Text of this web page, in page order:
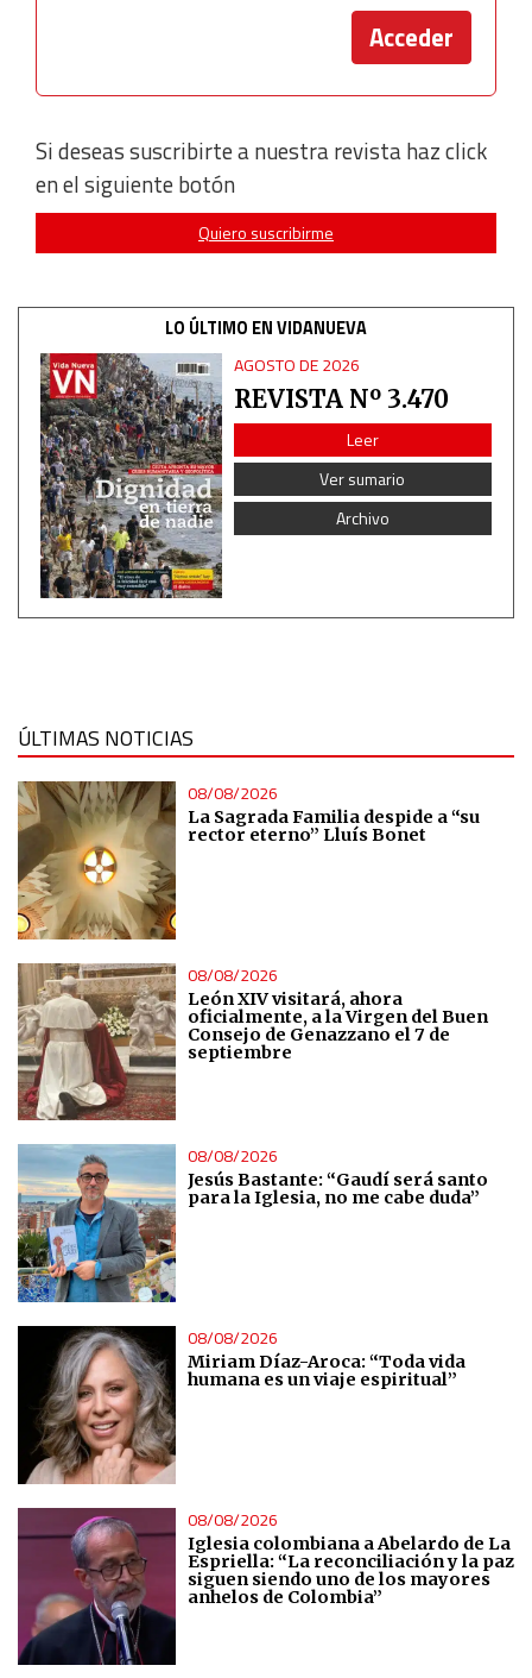
Si deseas suscribirte a nuestra revista haz click
en el siguiente botón
Quiero suscribirme
LO ÚLTIMO EN VIDANUEVA
AGOSTO DE 2026
REVISTA Nº 3.470
Leer
Ver sumario
Archivo
ÚLTIMAS NOTICIAS
08/08/2026
La Sagrada Familia despide a “su
rector eterno” Lluís Bonet
08/08/2026
León XIV visitará, ahora
oficialmente, a la Virgen del Buen
Consejo de Genazzano el 7 de
septiembre
08/08/2026
Jesús Bastante: “Gaudí será santo
para la Iglesia, no me cabe duda”
08/08/2026
Miriam Díaz-Aroca: “Toda vida
humana es un viaje espiritual”
08/08/2026
Iglesia colombiana a Abelardo de La
Espriella: “La reconciliación y la paz
siguen siendo uno de los mayores
anhelos de Colombia”